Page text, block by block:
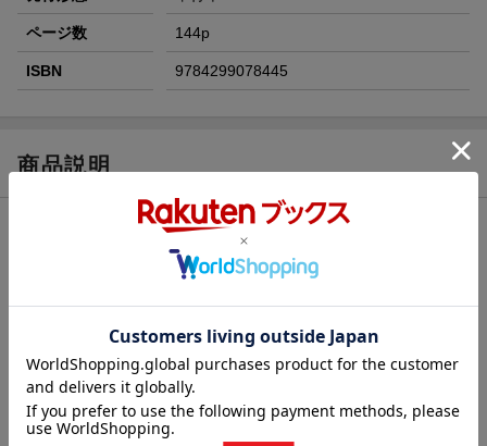
ページ数 144p
ISBN 9784299078445
商品説明
内容紹介（出版社より）
ベスト20の作品を紹介します。
巻頭では、令和を代表する青春×ホラー漫画『光が死んだ夏』を特
集。
モクモクれんさんにインタビューをさせていただきました。